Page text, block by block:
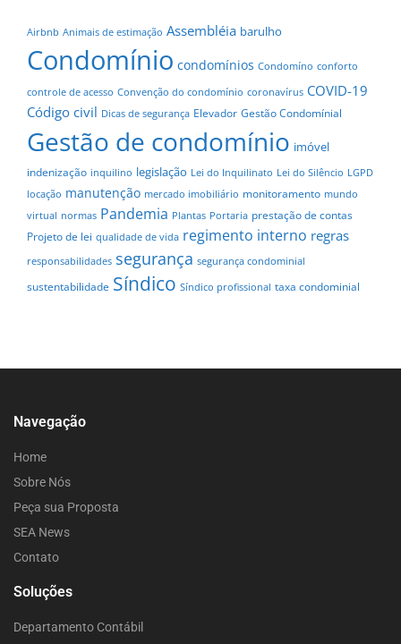
Airbnb Animais de estimação Assembléia barulho
Condomínio condomínios Condomíno conforto
controle de acesso Convenção do condomínio coronavírus COVID-19
Código civil Dicas de segurança Elevador Gestão Condomínial
Gestão de condomínio imóvel
indenização inquilino legislação Lei do Inquilinato Lei do Silêncio LGPD
locação manutenção mercado imobiliário monitoramento mundo
virtual normas Pandemia Plantas Portaria prestação de contas
Projeto de lei qualidade de vida regimento interno regras
responsabilidades segurança segurança condominial
sustentabilidade Síndico Síndico profissional taxa condominial
Navegação
Home
Sobre Nós
Peça sua Proposta
SEA News
Contato
Soluções
Departamento Contábil